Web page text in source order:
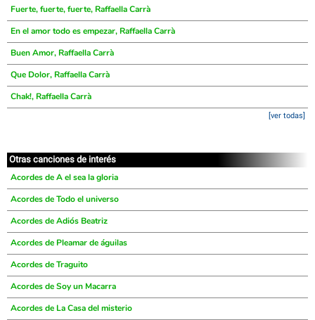
Fuerte, fuerte, fuerte, Raffaella Carrà
En el amor todo es empezar, Raffaella Carrà
Buen Amor, Raffaella Carrà
Que Dolor, Raffaella Carrà
Chak!, Raffaella Carrà
[ver todas]
Otras canciones de interés
Acordes de A el sea la gloria
Acordes de Todo el universo
Acordes de Adiós Beatriz
Acordes de Pleamar de águilas
Acordes de Traguito
Acordes de Soy un Macarra
Acordes de La Casa del misterio